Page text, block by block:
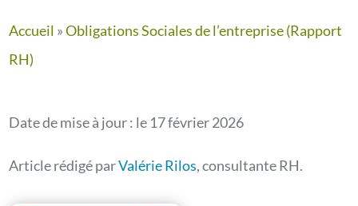
Accueil »Obligations Sociales de l’entreprise (Rapport
RH)
Date de mise à jour : le 17 février 2026
Article rédigé parValérie Rilos, consultante RH.